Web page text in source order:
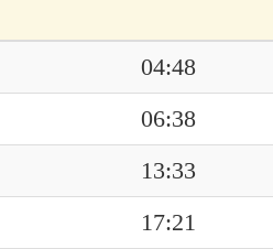
04:48
06:38
13:33
17:21